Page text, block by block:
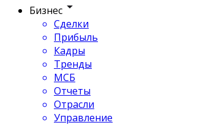
Бизнес
Сделки
Прибыль
Кадры
Тренды
МСБ
Отчеты
Отрасли
Управление